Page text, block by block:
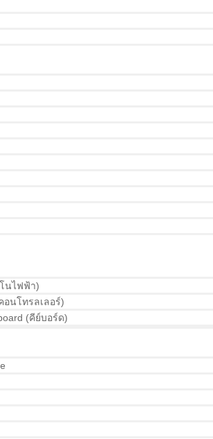
นไฟฟ้า)
อนโทรลเลอร์)
(คีย์บอร์ด)